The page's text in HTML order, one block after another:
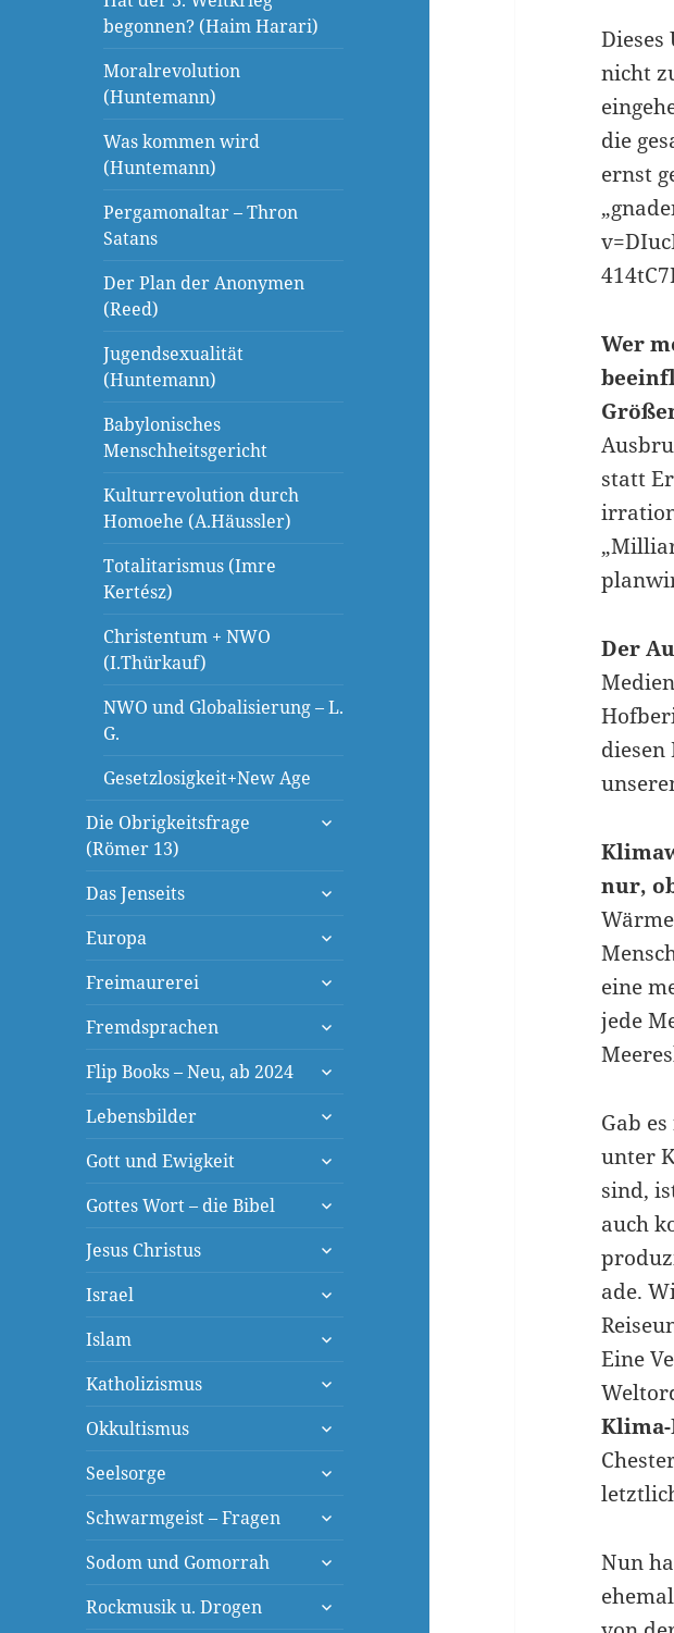
begonnen? (Haim Harari)
Moralrevolution
(Huntemann)
Was kommen wird
(Huntemann)
Pergamonaltar – Thron
Satans
Der Plan der Anonymen
(Reed)
Jugendsexualität
(Huntemann)
Babylonisches
Menschheitsgericht
Kulturrevolution durch
Homoehe (A.Häussler)
Totalitarismus (Imre
Kertész)
Christentum + NWO
(I.Thürkauf)
NWO und Globalisierung – L.
G.
Gesetzlosigkeit+New Age
Die Obrigkeitsfrage
(Römer 13)
untermenü
Das Jenseits
untermenü
Europa
untermenü
Freimaurerei
untermenü
Fremdsprachen
untermenü
Flip Books – Neu, ab 2024
untermenü
Lebensbilder
untermenü
Gott und Ewigkeit
untermenü
Gottes Wort – die Bibel
untermenü
Jesus Christus
untermenü
Israel
untermenü
Islam
untermenü
Katholizismus
untermenü
Okkultismus
untermenü
Seelsorge
untermenü
Schwarmgeist – Fragen
untermenü
Sodom und Gomorrah
untermenü
Rockmusik u. Drogen
untermenü
nicht
die
ernst
Wer
statt
Der
diesen
nur,
eine
jede
Gab
unter
sind,
auch
ade.
Eine
Nun